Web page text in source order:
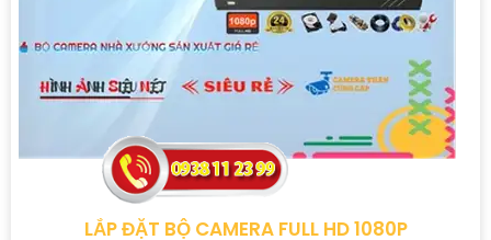
LẮP ĐẶT BỘ CAMERA FULL HD 1080P